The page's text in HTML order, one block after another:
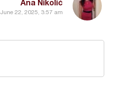
Ana Nikolić
June 22, 2025, 3:57 am